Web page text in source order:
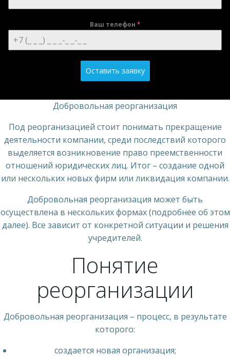
Ваш телефон *
Оставить заявку
Добровольная реорганизация
Под реорганизацией стоит понимать прекращение
деятельности компании, среди последствий которого
выделяется возникновение право преемственности
отношений юридических лиц. Итог – создание одной
или нескольких новых фирм или ликвидация компании.
Добровольная реорганизация может быть
осуществлена в нескольких формах (подробнее об этом
далее). Все зависит от конкретной ситуации и решения
учредителей.
Понятие
реорганизации
Добровольная реорганизация – процесс, в результате
которого:
создается новая организация;